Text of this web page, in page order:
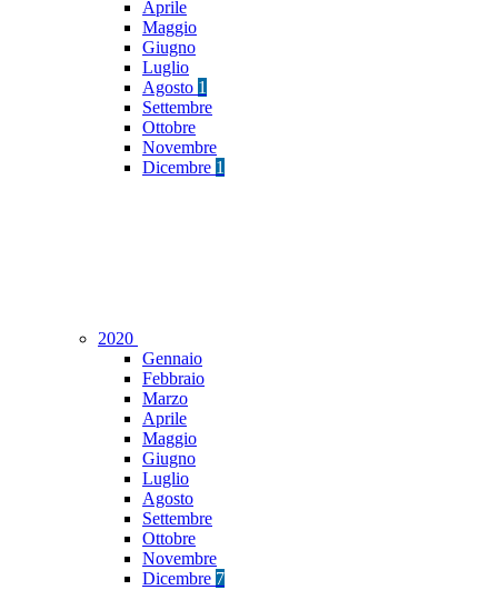
Aprile
Maggio
Giugno
Luglio
Agosto 1
Settembre
Ottobre
Novembre
Dicembre 1
2020
Gennaio
Febbraio
Marzo
Aprile
Maggio
Giugno
Luglio
Agosto
Settembre
Ottobre
Novembre
Dicembre 7